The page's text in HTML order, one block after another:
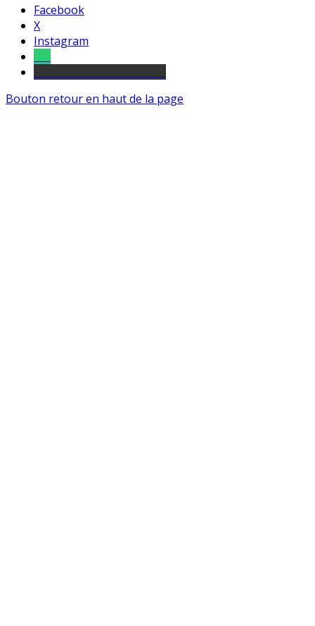
Facebook
X
Instagram
Bouton retour en haut de la page